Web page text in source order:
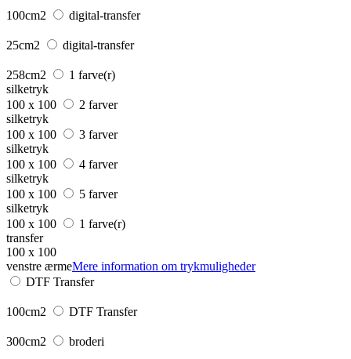
100cm2 digital-transfer
25cm2 digital-transfer
258cm2
1 farve(r)
silketryk
100 x 100
2 farver
silketryk
100 x 100
3 farver
silketryk
100 x 100
4 farver
silketryk
100 x 100
5 farver
silketryk
100 x 100
1 farve(r)
transfer
100 x 100
venstre ærmeMere information om trykmuligheder
DTF Transfer
100cm2 DTF Transfer
300cm2 broderi